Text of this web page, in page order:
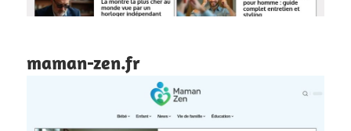
maman-zen.fr